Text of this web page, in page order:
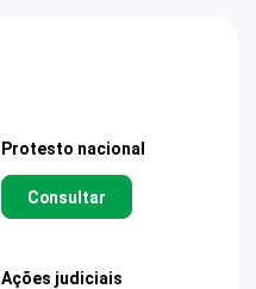
Protesto nacional
Consultar
Ações judiciais